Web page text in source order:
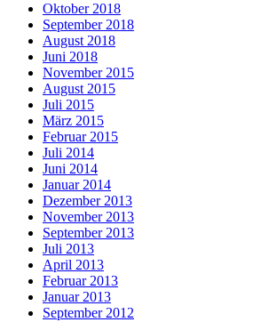
Oktober 2018
September 2018
August 2018
Juni 2018
November 2015
August 2015
Juli 2015
März 2015
Februar 2015
Juli 2014
Juni 2014
Januar 2014
Dezember 2013
November 2013
September 2013
Juli 2013
April 2013
Februar 2013
Januar 2013
September 2012